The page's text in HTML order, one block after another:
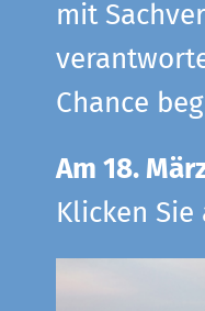
mit
Chance
Am 18.
Klicken